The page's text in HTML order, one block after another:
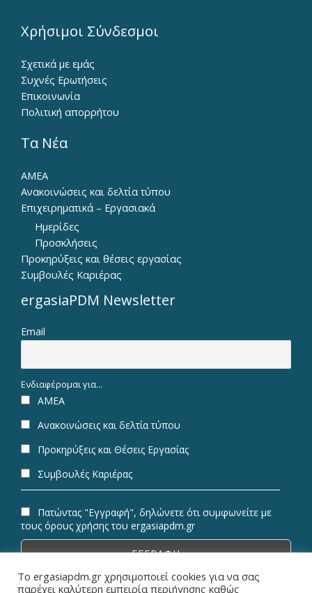
Χρήσιμοι Σύνδεσμοι
Σχετικά με εμάς
Συχνές Ερωτήσεις
Επικοινωνία
Πολιτική απορρήτου
Τα Νέα
ΑΜΕΑ
Ανακοινώσεις και δελτία τύπου
Επιχειρηματικά – Εργασιακά
Ημερίδες
Προσκλήσεις
Προκηρύξεις και θέσεις εργασίας
Συμβουλές Καριέρας
ergasiaPDM Newsletter
Email
Ενδιαφέρομαι για...
ΑΜΕΑ
Ανακοινώσεις και δελτία τύπου
Προκηρύξεις και Θέσεις Εργασίας
Συμβουλές Καριέρας
Πατώντας "Εγγραφή", δηλώνετε ότι συμφωνείτε με
τους όρους χρήσης του ergasiapdm.gr
Το ergasiapdm.gr χρησιμοποιεί cookies για να σας
παρέχει καλύτερη εμπειρία περιήγησης καθώς